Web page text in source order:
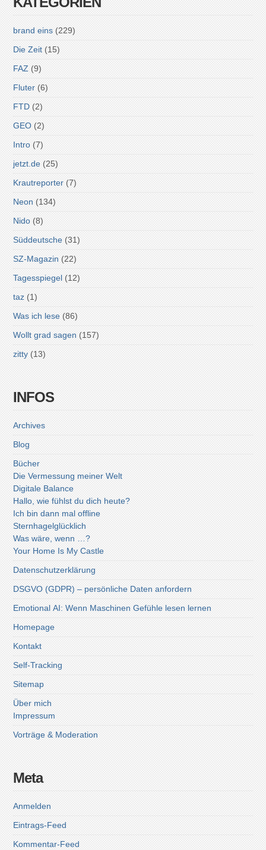
brand eins (229)
Die Zeit (15)
FAZ (9)
Fluter (6)
FTD (2)
GEO (2)
Intro (7)
jetzt.de (25)
Krautreporter (7)
Neon (134)
Nido (8)
Süddeutsche (31)
SZ-Magazin (22)
Tagesspiegel (12)
taz (1)
Was ich lese (86)
Wollt grad sagen (157)
zitty (13)
INFOS
Archives
Blog
Bücher
Die Vermessung meiner Welt
Digitale Balance
Hallo, wie fühlst du dich heute?
Ich bin dann mal offline
Sternhagelglücklich
Was wäre, wenn …?
Your Home Is My Castle
Datenschutzerklärung
DSGVO (GDPR) – persönliche Daten anfordern
Emotional AI: Wenn Maschinen Gefühle lesen lernen
Homepage
Kontakt
Self-Tracking
Sitemap
Über mich
Impressum
Vorträge & Moderation
Meta
Anmelden
Eintrags-Feed
Kommentar-Feed